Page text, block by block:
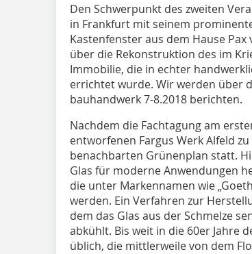
Den Schwerpunkt des zweiten
in Frankfurt mit seinem
Kastenfenster aus dem Hause
über die Rekonstruktion des im
Immobilie, die in echter
errichtet wurde. Wir werden über
bauhandwerk 7-8.2018 berichten.
Nachdem die Fachtagung am
entworfenen Fargus Werk Alfeld
benachbarten Grünenplan statt.
Glas für moderne Anwendungen
die unter Markennamen wie
werden. Ein Verfahren zur
dem das Glas aus der Schmelze
abkühlt. Bis weit in die 60er Jahre
üblich, die mittlerweile von dem